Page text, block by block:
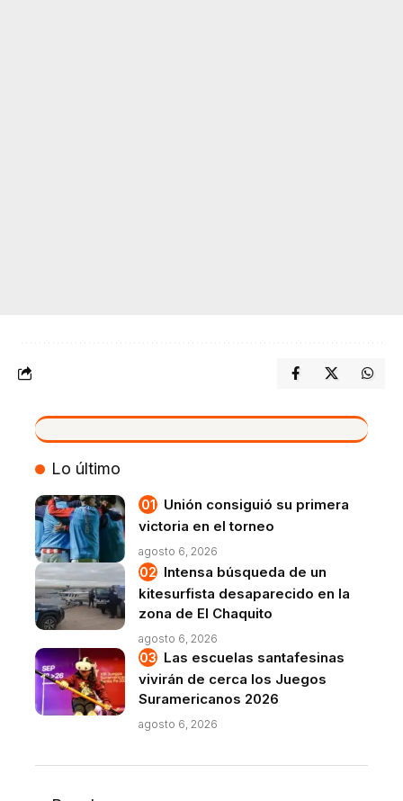
VIVO
Lo último
Unión consiguió su primera
victoria en el torneo
agosto 6, 2026
Intensa búsqueda de un
kitesurfista desaparecido en la
zona de El Chaquito
agosto 6, 2026
Las escuelas santafesinas
vivirán de cerca los Juegos
Suramericanos 2026
agosto 6, 2026